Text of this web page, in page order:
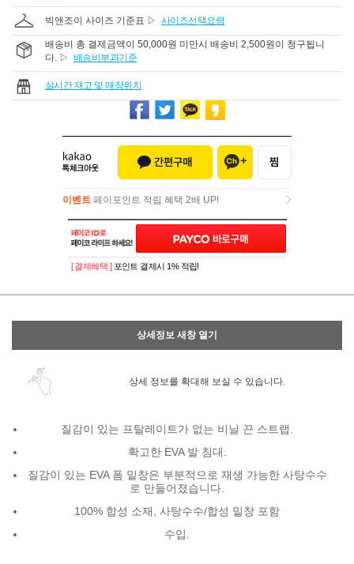
빅앤조이 사이즈 기준표 ▷ 사이즈선택요령
배송비 총 결제금액이 50,000원 미만시 배송비 2,500원이 청구됩니
다. ▷ 배송비부과기준
실시간 재고 및 매장위치
이벤트 페이포인트 적립 혜택 2배 UP!
이벤트페이포인트 적립 혜택 2배 UP!
[ 결제혜택 ] 포인트 결제시 1% 적립!
상세정보 새창 열기
상세 정보를 확대해 보실 수 있습니다.
질감이 있는 프탈레이트가 없는 비닐 끈 스트랩.
확고한 EVA 발 침대.
질감이 있는 EVA 폼 밑창은 부분적으로 재생 가능한 사탕수수
로 만들어졌습니다.
100% 합성 소재, 사탕수수/합성 밑창 포함
수입.